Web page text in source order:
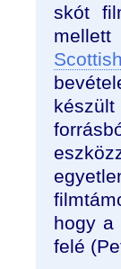
skót
mellett
hogy a
felé